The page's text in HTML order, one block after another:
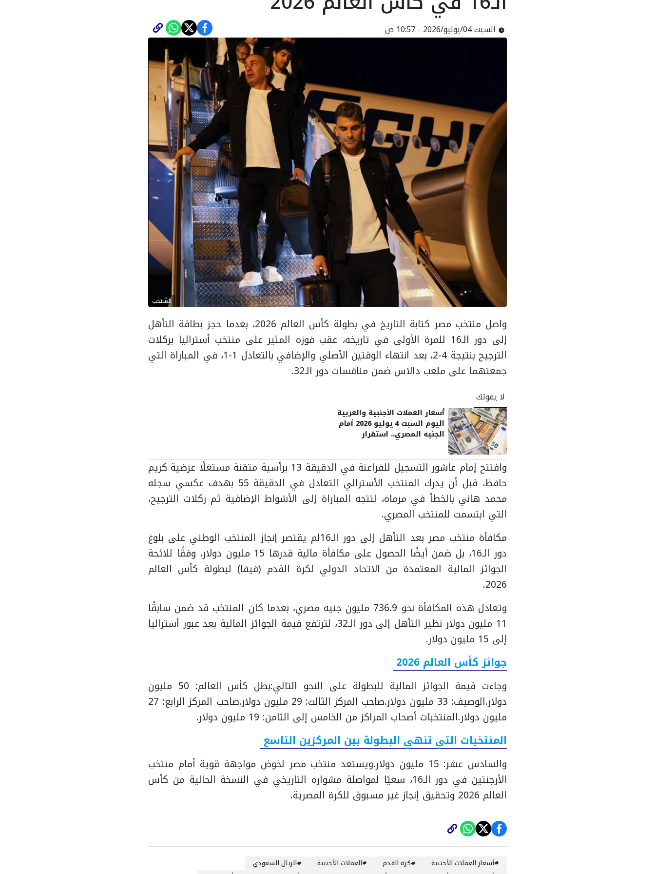
السبت 04/يوليو/2026 - 10:57 ص
المنتخب
واصل منتخب مصر كتابة التاريخ في بطولة كأس العالم 2026، بعدما حجز بطاقة التأهل
إلى دور الـ16 للمرة الأولى في تاريخه، عقب فوزه المثير على منتخب أستراليا بركلات
الترجيح بنتيجة 4-2، بعد انتهاء الوقتين الأصلي والإضافي بالتعادل 1-1، في المباراة التي
جمعتهما على ملعب دالاس ضمن منافسات دور الـ32.
لا يفوتك
أسعار العملات الأجنبية والعربية
اليوم السبت 4 يوليو 2026 أمام
الجنيه المصري.. استقرار
وافتتح إمام عاشور التسجيل للفراعنة في الدقيقة 13 برأسية متقنة مستغلًا عرضية كريم
حافظ، قبل أن يدرك المنتخب الأسترالي التعادل في الدقيقة 55 بهدف عكسي سجله
محمد هاني بالخطأ في مرماه، لتتجه المباراة إلى الأشواط الإضافية ثم ركلات الترجيح،
التي ابتسمت للمنتخب المصري.
مكافأة منتخب مصر بعد التأهل إلى دور الـ16
لم يقتصر إنجاز المنتخب الوطني على بلوغ
دور الـ16، بل ضمن أيضًا الحصول على مكافأة مالية قدرها 15 مليون دولار، وفقًا للائحة
الجوائز المالية المعتمدة من الاتحاد الدولي لكرة القدم (فيفا) لبطولة كأس العالم
2026.
وتعادل هذه المكافأة نحو 736.9 مليون جنيه مصري، بعدما كان المنتخب قد ضمن سابقًا
11 مليون دولار نظير التأهل إلى دور الـ32، لترتفع قيمة الجوائز المالية بعد عبور أستراليا
إلى 15 مليون دولار.
جوائز كأس العالم 2026
وجاءت قيمة الجوائز المالية للبطولة على النحو التالي:
بطل كأس العالم: 50 مليون
دولار.الوصيف: 33 مليون دولار. صاحب المركز الثالث: 29 مليون دولار.
صاحب المركز الرابع: 27
مليون دولار.المنتخبات أصحاب المراكز من الخامس إلى الثامن: 19 مليون دولار.
المنتخبات التي تنهي البطولة بين المركزين التاسع
والسادس عشر: 15 مليون دولار.
ويستعد منتخب مصر لخوض مواجهة قوية أمام منتخب
الأرجنتين في دور الـ16، سعيًا لمواصلة مشواره التاريخي في النسخة الحالية من كأس
العالم 2026 وتحقيق إنجاز غير مسبوق للكرة المصرية.
#أسعار العملات الأجنبية #كرة القدم #العملات الأجنبية #الريال السعودي